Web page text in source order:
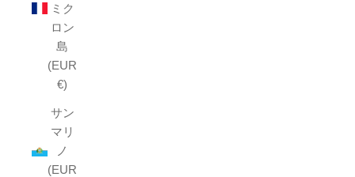
ミク
ロン
島
(EUR
€)
サン
マリ
ノ
(EUR